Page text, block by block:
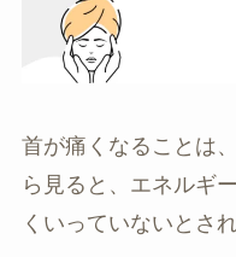
首が痛くなることは
ら見ると、エネルギ
くいっていないとさ